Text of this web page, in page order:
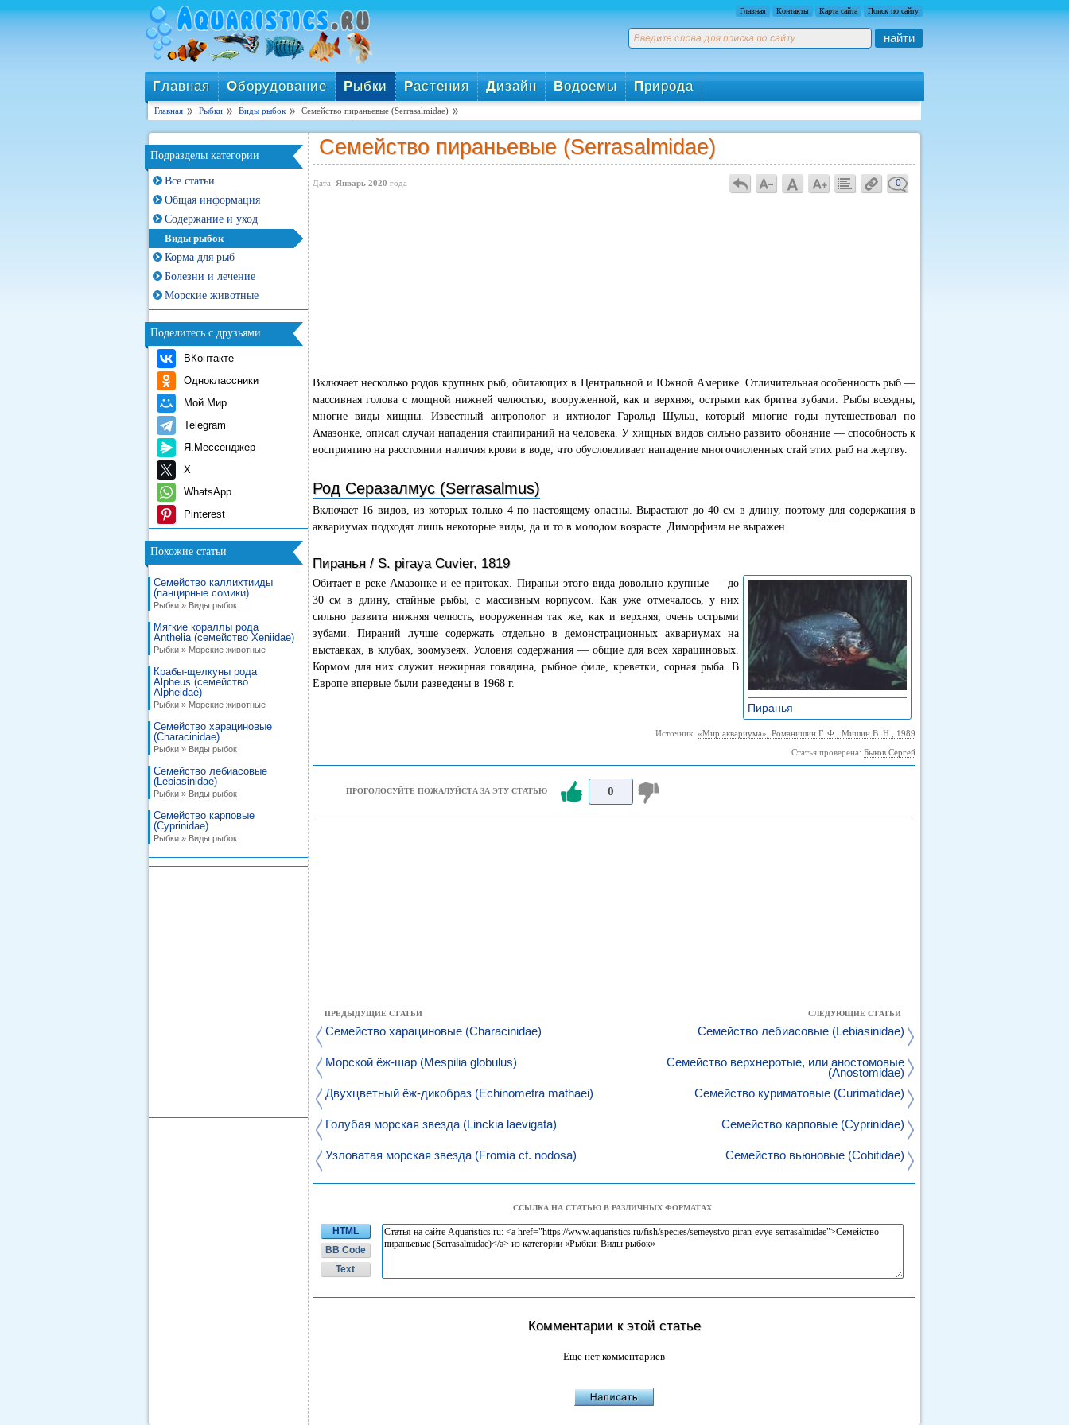
Главная Контакты Карта сайта Поиск по сайту
найти
Главная Оборудование Рыбки Растения Дизайн Водоемы Природа
Главная Рыбки Виды рыбок Семейство пираньевые (Serrasalmidae)
Подразделы категории
Все статьи
Общая информация
Содержание и уход
Виды рыбок
Корма для рыб
Болезни и лечение
Морские животные
Поделитесь с друзьями
ВКонтакте
Одноклассники
Мой Мир
Telegram
Я.Мессенджер
X
WhatsApp
Pinterest
Похожие статьи
Семейство каллихтииды
(панцирные сомики)
Рыбки » Виды рыбок
Мягкие кораллы рода
Anthelia (семейство Xeniidae)
Рыбки » Морские животные
Крабы-щелкуны рода
Alpheus (семейство
Alpheidae)
Рыбки » Морские животные
Семейство харациновые
(Characinidae)
Рыбки » Виды рыбок
Семейство лебиасовые
(Lebiasinidae)
Рыбки » Виды рыбок
Семейство карповые
(Cyprinidae)
Рыбки » Виды рыбок
Семейство пираньевые (Serrasalmidae)
Дата: Январь 2020 года 0
Включает несколько родов крупных рыб, обитающих в Центральной и Южной Америке. Отличительная особенность рыб —
массивная голова с мощной нижней челюстью, вооруженной, как и верхняя, острыми как бритва зубами. Рыбы всеядны,
многие виды хищны. Известный антрополог и ихтиолог Гарольд Шульц, который многие годы путешествовал по
Амазонке, описал случаи нападения стаипираний на человека. У хищных видов сильно развито обоняние — способность к
восприятию на расстоянии наличия крови в воде, что обусловливает нападение многочисленных стай этих рыб на жертву.
Род Серазалмус (Serrasalmus)
Включает 16 видов, из которых только 4 по-настоящему опасны. Вырастают до 40 см в длину, поэтому для содержания в
аквариумах подходят лишь некоторые виды, да и то в молодом возрасте. Диморфизм не выражен.
Пиранья / S. piraya Cuvier, 1819
Пиранья
Обитает в реке Амазонке и ее притоках. Пираньи этого вида довольно крупные — до
30 см в длину, стайные рыбы, с массивным корпусом. Как уже отмечалось, у них
сильно развита нижняя челюсть, вооруженная так же, как и верхняя, очень острыми
зубами. Пираний лучше содержать отдельно в демонстрационных аквариумах на
выставках, в клубах, зоомузеях. Условия содержания — общие для всех харациновых.
Кормом для них служит нежирная говядина, рыбное филе, креветки, сорная рыба. В
Европе впервые были разведены в 1968 г.
Источник: «Мир аквариума», Романишин Г. Ф., Мишин В. Н., 1989
Статья проверена: Быков Сергей
ПРОГОЛОСУЙТЕ ПОЖАЛУЙСТА ЗА ЭТУ СТАТЬЮ 0
ПРЕДЫДУЩИЕ СТАТЬИ
Семейство харациновые (Characinidae)
Морской ёж-шар (Mespilia globulus)
Двухцветный ёж-дикобраз (Echinometra mathaei)
Голубая морская звезда (Linckia laevigata)
Узловатая морская звезда (Fromia cf. nodosa)
СЛЕДУЮЩИЕ СТАТЬИ
Семейство лебиасовые (Lebiasinidae)
Семейство верхнеротые, или аностомовые
(Anostomidae)
Семейство куриматовые (Curimatidae)
Семейство карповые (Cyprinidae)
Семейство вьюновые (Cobitidae)
ССЫЛКА НА СТАТЬЮ В РАЗЛИЧНЫХ ФОРМАТАХ
HTML
BB Code
Text
Комментарии к этой статье
Еще нет комментариев